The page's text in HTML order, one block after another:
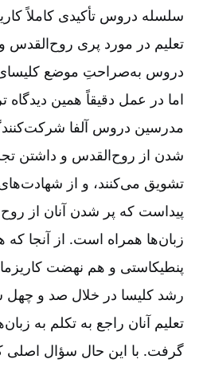
سلسله دروس تأکیدی کاملاً
تعلیم در مورد پری روح‌القدس و
دروس به‌صراحتِ موضع
اما در عمل دقیقاً همین
مدرسین دروس آلفا
شدن از روح‌القدس و داشتن
تشویق می‌کنند، و از
پیداست که پر شدن آنان از
زبان‌ها همراه است. از آنجا که
پنطیکاستی و هم نهضت
رشد کلیسا در خلال صد و چهل
تعلیم آنان راجع به تکلم به
گرفت. با این حال سؤال اصلی